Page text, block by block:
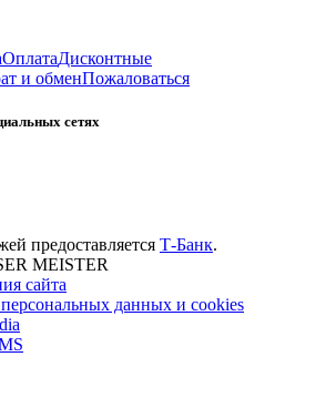
ОплатаДисконтные
и обменПожаловаться
сетях
предоставляется Т-Банк.
MEISTER
сайта
данных и cookies